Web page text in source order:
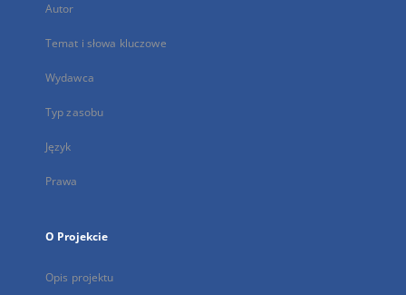
Autor
Temat i słowa kluczowe
Wydawca
Typ zasobu
Język
Prawa
O Projekcie
Opis projektu